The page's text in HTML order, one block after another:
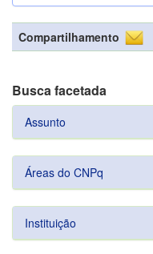
Compartilhamento
Busca facetada
Assunto
Áreas do CNPq
Instituição